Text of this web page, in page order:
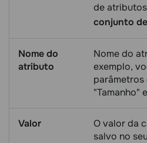
de
conjunto
Nome do
atributo
Nome do
exemplo,
parâmetros
"Tamanho"
Valor
O valor da
salvo no